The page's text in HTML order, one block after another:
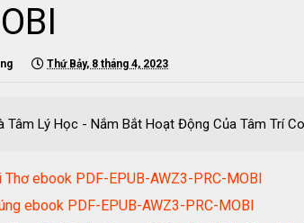
Thứ Bảy, 8 tháng 4, 2023
Tâm Lý Học - Nắm Bắt Hoạt Động Của Tâm Trí
Thơ ebook PDF-EPUB-AWZ3-PRC-MOBI
ebook PDF-EPUB-AWZ3-PRC-MOBI